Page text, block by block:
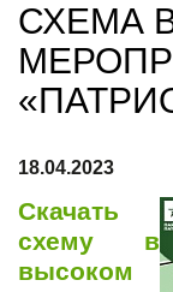
СХЕМА
18.04.2023
Скачать
схему в
высоком